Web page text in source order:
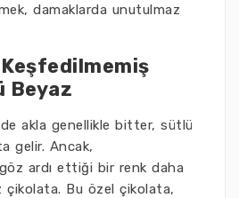
damaklarda unutulmaz
Beyaz
akla genellikle bitter, sütlü
gelir. Ancak,
ardı ettiği bir renk daha
çikolata. Bu özel çikolata,